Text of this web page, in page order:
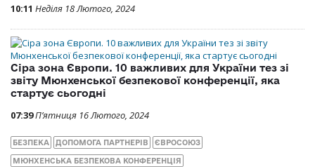
10:11 Неділя 18 Лютого, 2024
Сіра зона Європи. 10 важливих для України тез зі
звіту Мюнхенської безпекової конференції, яка
стартує сьогодні
07:39П’ятниця 16 Лютого, 2024
БЕЗПЕКА ДОПОМОГА ПАРТНЕРІВ ЄВРОСОЮЗ
МЮНХЕНСЬКА БЕЗПЕКОВА КОНФЕРЕНЦІЯ